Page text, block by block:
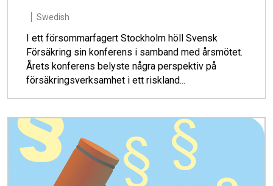
Swedish
I ett försommarfagert Stockholm höll Svensk
Försäkring sin konferens i samband med årsmötet.
Årets konferens belyste några perspektiv på
försäkringsverksamhet i ett riskland...